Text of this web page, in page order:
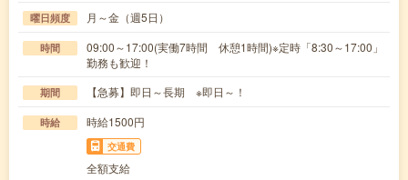
曜日頻度 月～金（週5日）
時間
09:00～17:00(実働7時間 休憩1時間)※定時「8:30～17:00」
勤務も歓迎！
期間 【急募】即日～長期 ※即日～！
時給 時給1500円
交通費
全額支給